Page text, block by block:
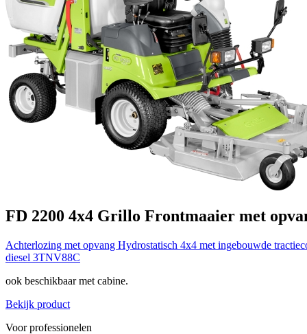
FD 2200 4x4 Grillo Frontmaaier met
Achterlozing met opvang Hydrostatisch 4x4 met ingebouwde
diesel 3TNV88C
ook beschikbaar met cabine.
Bekijk product
Voor professionelen